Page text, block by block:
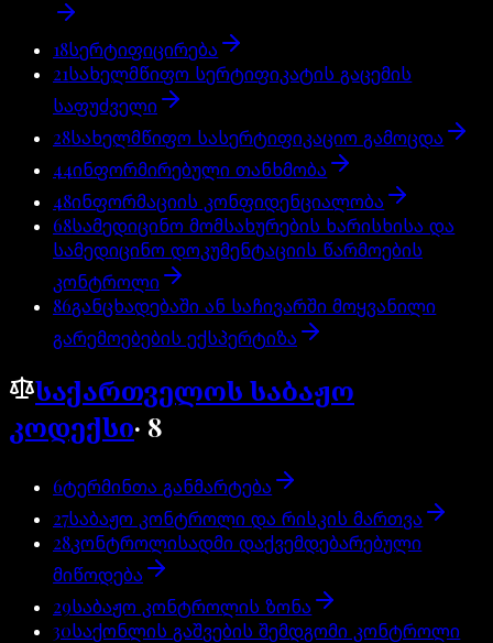
18სერტიფიცირება
21სახელმწიფო სერტიფიკატის გაცემის
საფუძველი
28სახელმწიფო სასერტიფიკაციო გამოცდა
44ინფორმირებული თანხმობა
48ინფორმაციის კონფიდენციალობა
68სამედიცინო მომსახურების ხარისხისა და
სამედიცინო დოკუმენტაციის წარმოების
კონტროლი
86განცხადებაში ან საჩივარში მოყვანილი
გარემოებების ექსპერტიზა
საქართველოს საბაჟო
კოდექსი· 8
6ტერმინთა განმარტება
27საბაჟო კონტროლი და რისკის მართვა
28კონტროლისადმი დაქვემდებარებული
მიწოდება
29საბაჟო კონტროლის ზონა
30საქონლის გაშვების შემდგომი კონტროლი